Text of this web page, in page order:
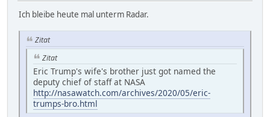
Ich bleibe heute mal unterm Radar.
Zitat
Zitat
Eric Trump's wife's brother just got named the
deputy chief of staff at NASA
http://nasawatch.com/archives/2020/05/eric-
trumps-bro.html